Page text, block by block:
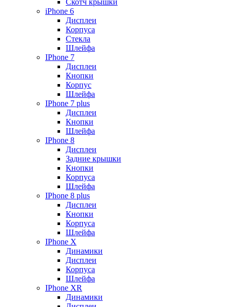
Скотч крышки
iPhone 6
Дисплеи
Корпуса
Стекла
Шлейфа
IPhone 7
Дисплеи
Кнопки
Корпус
Шлейфа
IPhone 7 plus
Дисплеи
Кнопки
Шлейфа
IPhone 8
Дисплеи
Задние крышки
Кнопки
Корпуса
Шлейфа
IPhone 8 plus
Дисплеи
Кнопки
Корпуса
Шлейфа
IPhone X
Динамики
Дисплеи
Корпуса
Шлейфа
IPhone XR
Динамики